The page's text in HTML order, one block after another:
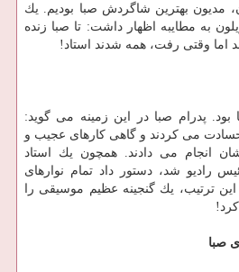
مدیون بهترین شاگردش صبا بودیم. یك
به مطایبه اظهار داشت: تا صبا زنده
اما وقتی رفت، همه شدند استاد!
پدرام صبا در این زمینه می گوید:
می كردند و گاهی كارهای عجیب و
انجام می دادند. همچون یك استاد
رادیو شد، دستور داد تمام نوارهای
این ترتیب، یك گنجینه عظیم موسیقی را
صبا